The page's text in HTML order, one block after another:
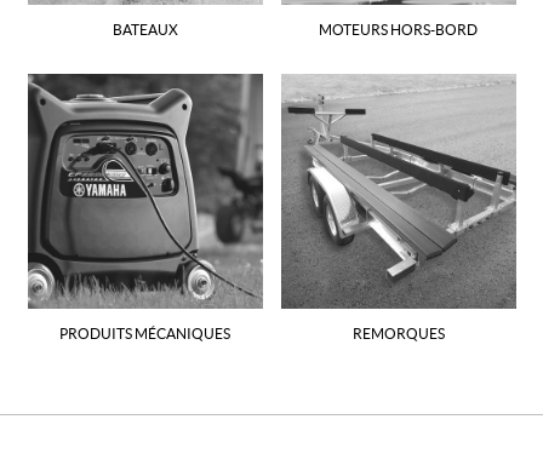
BATEAUX MOTEURS HORS-BORD
PRODUITS MÉCANIQUES REMORQUES